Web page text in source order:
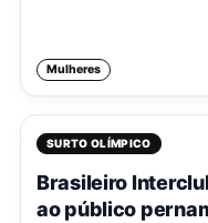
Mulheres
SURTO OLÍMPICO
Brasileiro
ao público